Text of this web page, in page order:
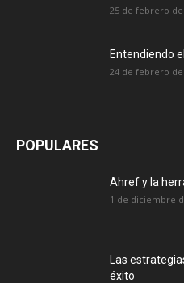
25 de febrero de
Entendiendo
24 de febrero de
POPULARES
Ahref y la
1 de diciembre
Las
éxito